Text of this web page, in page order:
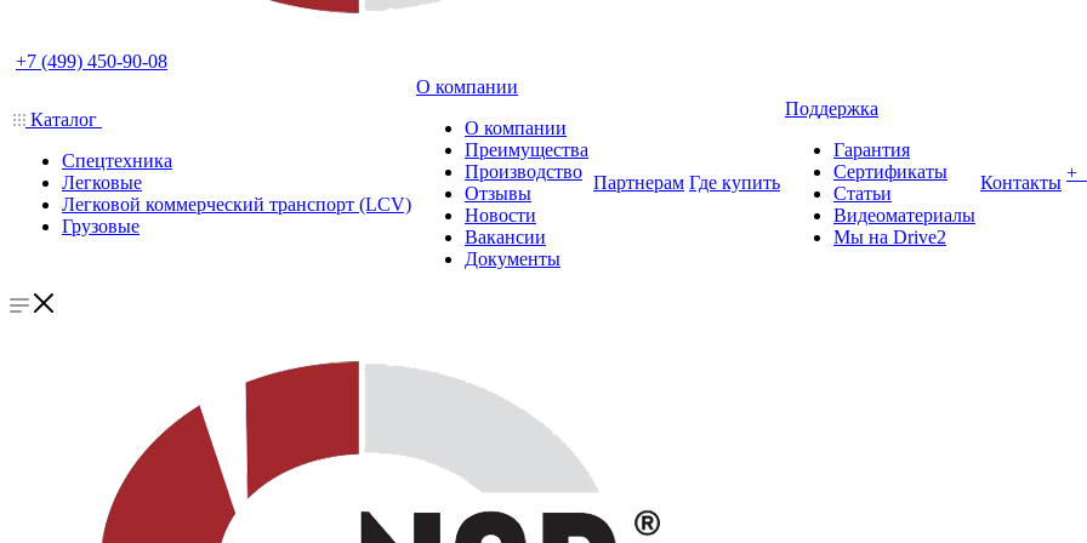
+7 (499) 450-90-08
Каталог
Спецтехника
Легковые
Легковой коммерческий транспорт (LCV)
Грузовые
О компании
О компании
Преимущества
Производство
Отзывы
Новости
Вакансии
Документы
Партнерам Где купить
Поддержка
Гарантия
Сертификаты
Статьи
Видеоматериалы
Мы на Drive2
Контакты +